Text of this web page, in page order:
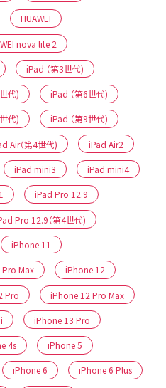
HUAWEI
nova lite 2
iPad （第3世代)
代) iPad （第6世代)
代) iPad （第9世代)
Air（第4世代) iPad Air2
iPad mini3 iPad mini4
iPad Pro 12.9
Pro 12.9（第4世代)
iPhone 11
Max iPhone 12
Pro iPhone 12 Pro Max
iPhone 13 Pro
4s iPhone 5
iPhone 6 iPhone 6 Plus